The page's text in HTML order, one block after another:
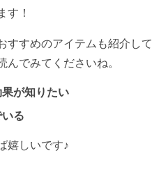
す！
すすめのアイテムも紹介して
んでみてくださいね。
が知りたい
る
嬉しいです♪